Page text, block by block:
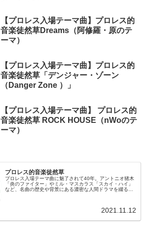
【プロレス入場テーマ曲】プロレス的
音楽徒然草Dreams（阿修羅・原のテ
ーマ）
【プロレス入場テーマ曲】プロレス的
音楽徒然草「デンジャー・ゾーン
（Danger Zone ）」
【プロレス入場テーマ曲】 プロレス的
音楽徒然草 ROCK HOUSE（nWoのテ
ーマ）
プロレス的音楽徒然草
プロレス入場テーマ曲に魅了されて40年。アントニオ猪木
「炎のファイター」やミル・マスカラス「スカイ・ハイ」
など、名曲の歴史や背景にある濃密な人間ドラマを綴る
2021.11.12